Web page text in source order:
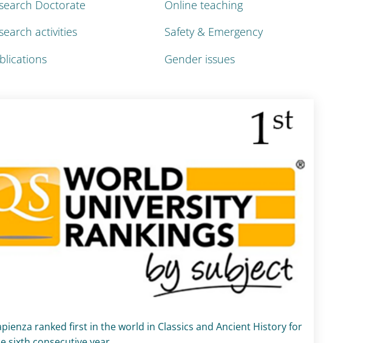
Doctorate
activities
Online teaching
Safety & Emergency
Gender issues
card:
ranked first in the world in Classics and Ancient History for